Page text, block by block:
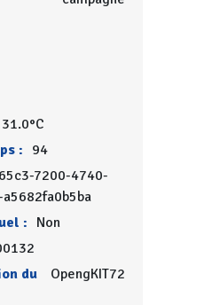
31.0°C
: 94
7200-4740-
: Non
du
OpengKIT72